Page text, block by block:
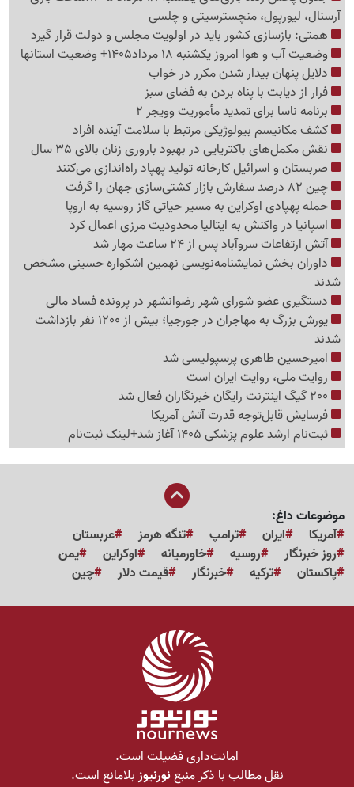
آرسنال، لیورپول، منچسترسیتی و چلسی
همتی: بازسازی کشور باید در اولویت مجلس و دولت قرار گیرد
وضعیت آب و هوا امروز یکشنبه 18 مرداد1405+ وضعیت استانها
دلایل پنهان بیدار شدن مکرر در خواب
فرار از دیابت با پناه بردن به فضای سبز
برنامه ناسا برای تمدید مأموریت وویجر 2
کشف مکانیسم بیولوژیکی مرتبط با سلامت آینده افراد
نقش مکمل‌های باکتریایی در بهبود باروری زنان بالای 35 سال
صربستان و اسرائیل کارخانه تولید پهپاد راه‌اندازی می‌کنند
چین 82 درصد سفارش بازار کشتی‌سازی جهان را گرفت
حمله پهپادی اوکراین به مسیر حیاتی گاز روسیه به اروپا
اسپانیا در واکنش به ایتالیا محدودیت مرزی اعمال کرد
آتش ارتفاعات سروآباد پس از 24 ساعت مهار شد
داوران بخش نمایشنامه‌نویسی نهمین اشکواره حسینی مشخص
شدند
دستگیری عضو شورای شهر رضوانشهر در پرونده فساد مالی
یورش بزرگ به مهاجران در جورجیا؛ بیش از 1200 نفر بازداشت
شدند
امیرحسین طاهری پرسپولیسی شد
روایت ملی، روایت ایران است
فرسایش قابل‌توجه قدرت آتش آمریکا
ثبت‌نام ارشد علوم پزشکی 1405 آغاز شد+لینک ثبت‌نام
موضوعات داغ:
آمریکا
ایران ترامپ تنگه هرمز
عربستان
روز خبرنگار
روسیه خاورمیانه اوکراین
یمن
پاکستان
ترکیه خبرنگار قیمت دلار چین
امانت‌داری فضیلت است.
نقل مطالب با ذکر منبعنورنیوزبلامانع است.